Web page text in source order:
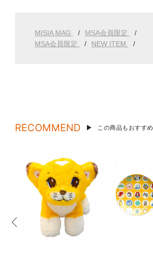
MISIA MAG
MSA会員限定
MSA会員限定
NEW ITEM
RECOMMEND この商品もおすすめ